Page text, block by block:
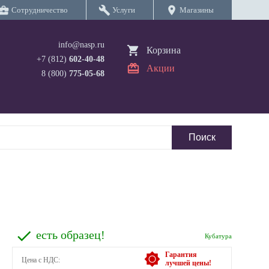
Сотрудничество build Услуги location_on Магазины
info@nasp.ru
+7 (812) 602-40-48
8 (800) 775-05-68
Корзина
Акции
Кубатура
есть образец!
Гарантия
лучшей цены!
Цена с НДС: